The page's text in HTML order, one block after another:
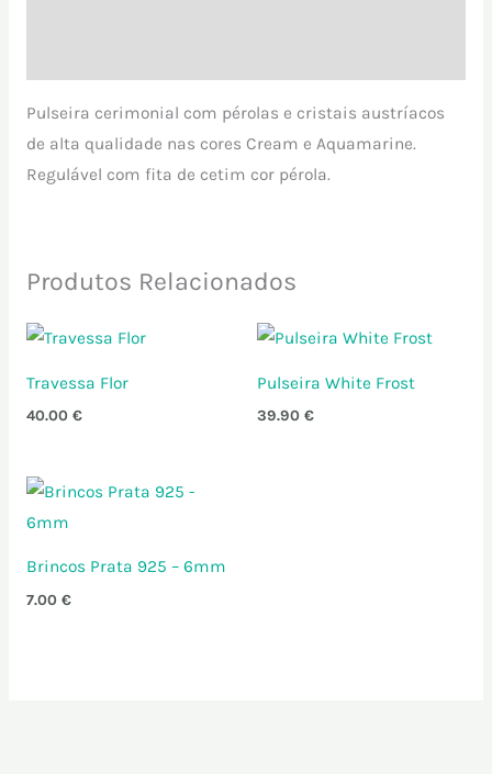
Pulseira cerimonial com pérolas e cristais austríacos
de alta qualidade nas cores Cream e Aquamarine.
Regulável com fita de cetim cor pérola.
Produtos Relacionados
Travessa Flor
40.00 €
Pulseira White Frost
39.90 €
Brincos Prata 925 – 6mm
7.00 €